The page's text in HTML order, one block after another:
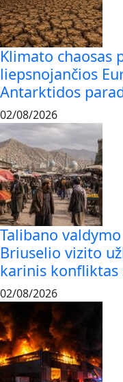
Klimato chaosas
liepsnojančios
Antarktidos
02/08/2026
Talibano
Briuselio vizito
karinis konfliktas
02/08/2026